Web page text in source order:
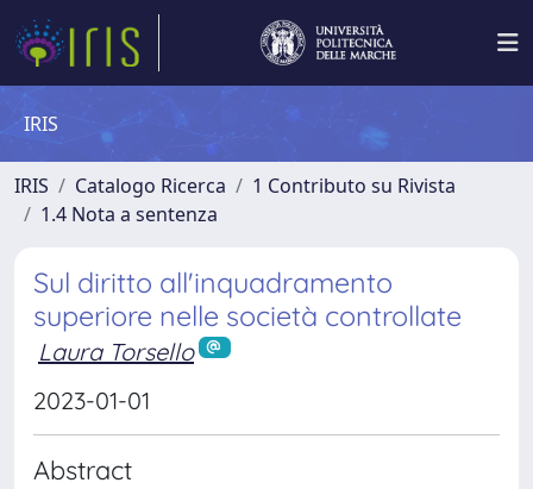
IRIS
IRIS Catalogo Ricerca
1 Contributo su Rivista
1.4 Nota a sentenza
Sul diritto all'inquadramento
superiore nelle società controllate
Laura Torsello
2023-01-01
Abstract